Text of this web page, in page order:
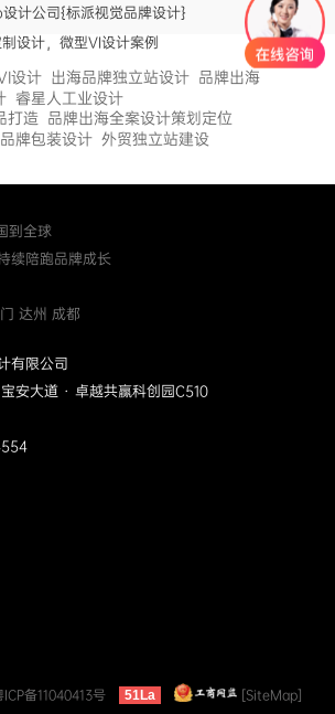
计公司{标派视觉品牌设计}
设计，微型VI设计案例
设计 出海品牌独立站设计 品牌出海
睿星人工业设计
打造 品牌出海全案设计策划定位
牌包装设计 外贸独立站建设
到全球
续陪跑品牌成长
达州 成都
有限公司
安大道 · 卓越共赢科创园C510
ICP备11040413号 51La
[SiteMap]